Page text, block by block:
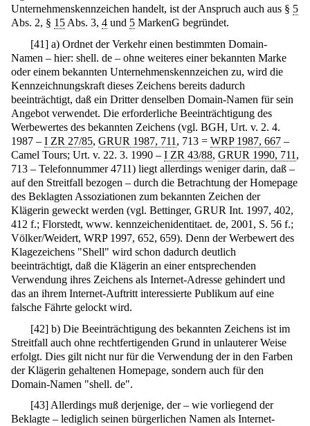
Unternehmenskennzeichen handelt, ist der Anspruch auch aus § 5
Abs. 2, § 15Abs. 3, 4 und 5 MarkenG begründet.
[41] a) Ordnet der Verkehr einen bestimmten Domain-
Namen – hier: shell. de – ohne weiteres einer bekannten Marke
oder einem bekannten Unternehmenskennzeichen zu, wird die
Kennzeichnungskraft dieses Zeichens bereits dadurch
beeinträchtigt, daß ein Dritter denselben Domain-Namen für sein
Angebot verwendet. Die erforderliche Beeinträchtigung des
Werbewertes des bekannten Zeichens (vgl. BGH, Urt. v. 2. 4.
1987 – I ZR 27/85, GRUR 1987, 711 , 713 = WRP 1987, 667 –
Camel Tours; Urt. v. 22. 3. 1990 – I ZR 43/88, GRUR 1990, 711 ,
713 – Telefonnummer 4711) liegt allerdings weniger darin, daß –
auf den Streitfall bezogen – durch die Betrachtung der Homepage
des Beklagten Assoziationen zum bekannten Zeichen der
Klägerin geweckt werden (vgl. Bettinger, GRUR Int. 1997, 402,
412 f.; Florstedt, www. kennzeichenidentitaet. de, 2001, S. 56 f.;
Völker/Weidert, WRP 1997, 652, 659). Denn der Werbewert des
Klagezeichens "Shell" wird schon dadurch deutlich
beeinträchtigt, daß die Klägerin an einer entsprechenden
Verwendung ihres Zeichens als Internet-Adresse gehindert und
das an ihrem Internet-Auftritt interessierte Publikum auf eine
falsche Fährte gelockt wird.
[42] b) Die Beeinträchtigung des bekannten Zeichens ist im
Streitfall auch ohne rechtfertigenden Grund in unlauterer Weise
erfolgt. Dies gilt nicht nur für die Verwendung der in den Farben
der Klägerin gehaltenen Homepage, sondern auch für den
Domain-Namen "shell. de".
[43] Allerdings muß derjenige, der – wie vorliegend der
Beklagte – lediglich seinen bürgerlichen Namen als Internet-